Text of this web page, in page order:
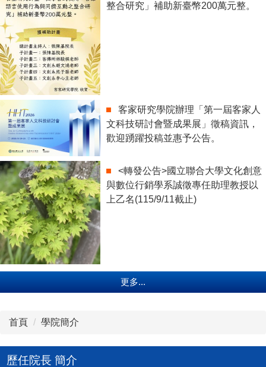
整合研究」補助新臺幣200萬元整。
客家研究學院辦理「第一屆客家人
文科技研討會暨成果展」徵稿資訊，
歡迎踴躍投稿並惠予公告。
<轉發公告>國立聯合大學文化創意
與數位行銷學系誠徵專任助理教授以
上乙名(115/9/11截止)
更多...
首頁 學院簡介
歷任院長 簡介